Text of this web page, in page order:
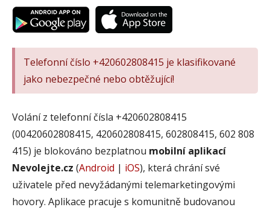
Telefonní číslo +420602808415 je klasifikované
jako nebezpečné nebo obtěžující!
Volání z telefonní čísla +420602808415
(00420602808415, 420602808415, 602808415, 602 808
415) je blokováno bezplatnou mobilní aplikací
Nevolejte.cz (Android | iOS), která chrání své
uživatele před nevyžádanými telemarketingovými
hovory. Aplikace pracuje s komunitně budovanou